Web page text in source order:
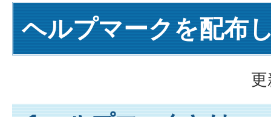
ヘルプマークを配布